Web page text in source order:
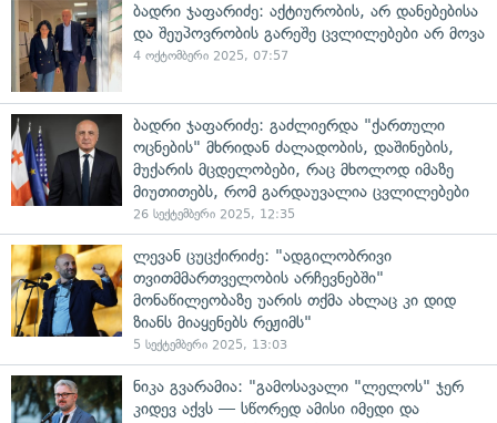
ბადრი ჯაფარიძე: აქტიურობის, არ დანებებისა
და შეუპოვრობის გარეშე ცვლილებები არ მოვა
4 ოქტომბერი 2025, 07:57
ბადრი ჯაფარიძე: გაძლიერდა "ქართული
ოცნების" მხრიდან ძალადობის, დაშინების,
მუქარის მცდელობები, რაც მხოლოდ იმაზე
მიუთითებს, რომ გარდაუვალია ცვლილებები
26 სექტემბერი 2025, 12:35
ლევან ცუცქირიძე: "ადგილობრივი
თვითმმართველობის არჩევნებში"
მონაწილეობაზე უარის თქმა ახლაც კი დიდ
ზიანს მიაყენებს რეჟიმს"
5 სექტემბერი 2025, 13:03
ნიკა გვარამია: "გამოსავალი "ლელოს" ჯერ
კიდევ აქვს — სწორედ ამისი იმედი და